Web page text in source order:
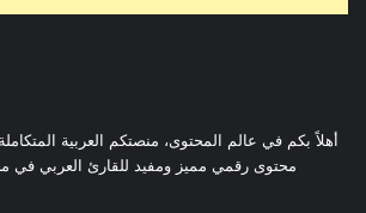
أهلاً بكم في عالم المحتوى، منصتكم العربية
محتوى رقمي مميز ومفيد للقارئ العربي في